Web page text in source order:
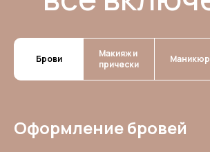
Брови
Макияж и
прически
Маникюр
Оформление бровей